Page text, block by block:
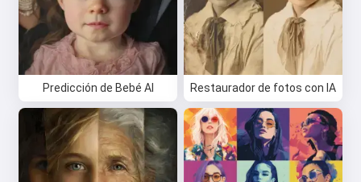
Predicción de Bebé AI Restaurador de fotos con IA